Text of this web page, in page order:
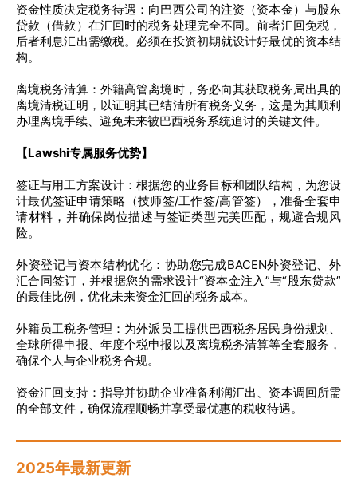
资金性质决定税务待遇：向巴西公司的注资（资本金）与股东
贷款（借款）在汇回时的税务处理完全不同。前者汇回免税，
后者利息汇出需缴税。必须在投资初期就设计好最优的资本结
构。
离境税务清算：外籍高管离境时，务必向其获取税务局出具的
离境清税证明，以证明其已结清所有税务义务，这是为其顺利
办理离境手续、避免未来被巴西税务系统追讨的关键文件。
【Lawshi专属服务优势】
签证与用工方案设计：根据您的业务目标和团队结构，为您设
计最优签证申请策略（技师签/工作签/高管签），准备全套申
请材料，并确保岗位描述与签证类型完美匹配，规避合规风
险。
外资登记与资本结构优化：协助您完成BACEN外资登记、外
汇合同签订，并根据您的需求设计“资本金注入”与“股东贷款”
的最佳比例，优化未来资金汇回的税务成本。
外籍员工税务管理：为外派员工提供巴西税务居民身份规划、
全球所得申报、年度个税申报以及离境税务清算等全套服务，
确保个人与企业税务合规。
资金汇回支持：指导并协助企业准备利润汇出、资本调回所需
的全部文件，确保流程顺畅并享受最优惠的税收待遇。
2025年最新更新